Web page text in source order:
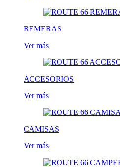
REMERAS
Ver más
ACCESORIOS
Ver más
CAMISAS
Ver más